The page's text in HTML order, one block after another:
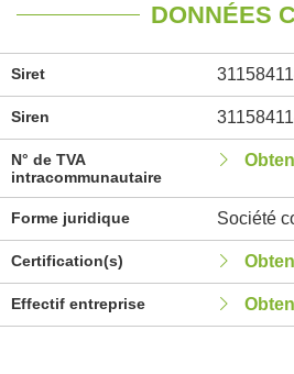
DONNÉES
Siret
Siren
N° de TVA
intracommunautaire
Forme juridique Société
Certification(s)
Effectif entreprise